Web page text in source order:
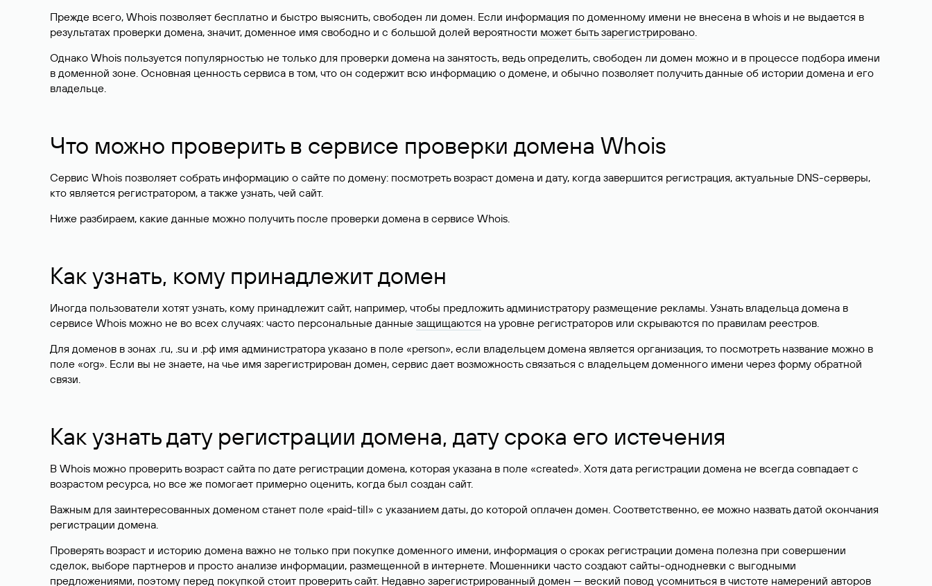
Прежде всего, Whois позволяет бесплатно и быстро выяснить, свободен ли домен. Если информация по доменному имени не внесена в whois и не выдается в
результатах проверки домена, значит, доменное имя свободно и с большой долей вероятности может быть зарегистрировано.
Однако Whois пользуется популярностью не только для проверки домена на занятость, ведь определить, свободен ли домен можно и в процессе подбора имени
в доменной зоне. Основная ценность сервиса в том, что он содержит всю информацию о домене, и обычно позволяет получить данные об истории домена и его
владельце.
Что можно проверить в сервисе проверки домена Whois
Сервис Whois позволяет собрать информацию о сайте по домену: посмотреть возраст домена и дату, когда завершится регистрация, актуальные DNS-серверы,
кто является регистратором, а также узнать, чей сайт.
Ниже разбираем, какие данные можно получить после проверки домена в сервисе Whois.
Как узнать, кому принадлежит домен
Иногда пользователи хотят узнать, кому принадлежит сайт, например, чтобы предложить администратору размещение рекламы. Узнать владельца домена в
сервисе Whois можно не во всех случаях: часто персональные данные защищаются на уровне регистраторов или скрываются по правилам реестров.
Для доменов в зонах .ru, .su и .рф имя администратора указано в поле «person», если владельцем домена является организация, то посмотреть название можно в
поле «org». Если вы не знаете, на чье имя зарегистрирован домен, сервис дает возможность связаться с владельцем доменного имени через форму обратной
связи.
Как узнать дату регистрации домена, дату срока его истечения
В Whois можно проверить возраст сайта по дате регистрации домена, которая указана в поле «created». Хотя дата регистрации домена не всегда совпадает с
возрастом ресурса, но все же помогает примерно оценить, когда был создан сайт.
Важным для заинтересованных доменом станет поле «paid-till» с указанием даты, до которой оплачен домен. Соответственно, ее можно назвать датой окончания
регистрации домена.
Проверять возраст и историю домена важно не только при покупке доменного имени, информация о сроках регистрации домена полезна при совершении
сделок, выборе партнеров и просто анализе информации, размещенной в интернете. Мошенники часто создают сайты-однодневки с выгодными
предложениями, поэтому перед покупкой стоит проверить сайт. Недавно зарегистрированный домен — веский повод усомниться в чистоте намерений авторов